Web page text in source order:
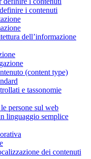
i contenuti
dell’informazione
(content type)
e tassonomie
persone sul web
linguaggio semplice
dei contenuti